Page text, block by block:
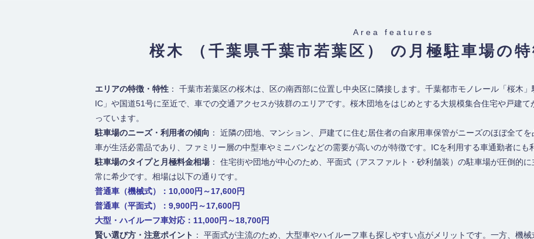
Area features
桜木 （千葉県千葉市若葉区） の月極駐車場の
エリアの特徴・特性 ： 千葉市若葉区の桜木は、区の南西部に位置し中央区に隣接します。千葉都市モノレール「桜木
IC」や国道51号に至近で、車での交通アクセスが抜群のエリアです。桜木団地をはじめとする大規模集合住宅や戸建
っています。
駐車場のニーズ・利用者の傾向 ： 近隣の団地、マンション、戸建てに住む居住者の自家用車保管がニーズのほぼ全て
車が生活必需品であり、ファミリー層の中型車やミニバンなどの需要が高いのが特徴です。ICを利用する車通勤者にも
駐車場のタイプと月極料金相場 ： 住宅街や団地が中心のため、平面式（アスファルト・砂利舗装）の駐車場が圧倒的
常に希少です。相場は以下の通りです。
普通車（機械式）：10,000円～17,600円
普通車（平面式）：9,900円～17,600円
大型・ハイルーフ車対応：11,000円～18,700円
賢い選び方・注意ポイント ： 平面式が主流のため、大型車やハイルーフ車も探しやすい点がメリットです。一方、機